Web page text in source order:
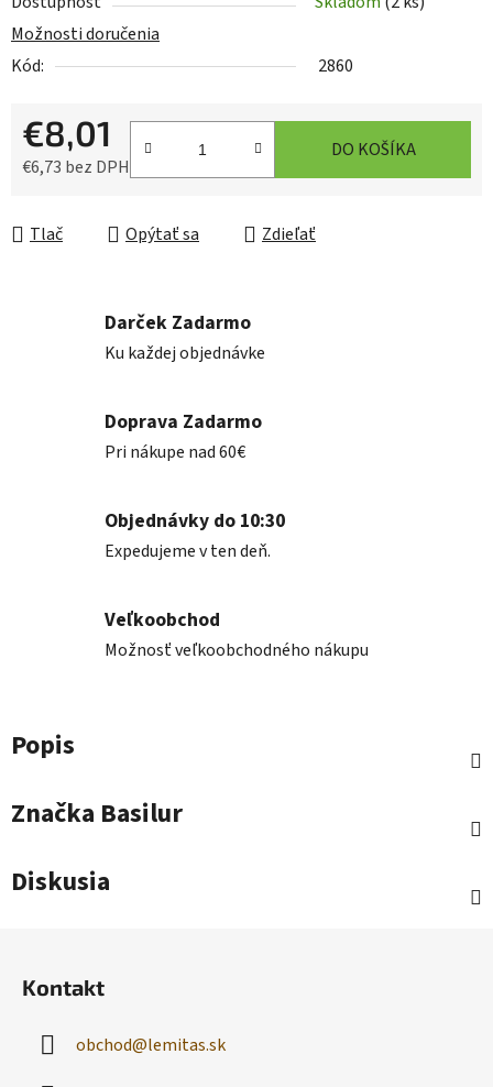
Možnosti doručenia
Kód:
2860
€8,01
€6,73 bez DPH
DO KOŠÍKA
Tlač Opýtať sa Zdieľať
Darček Zadarmo
Ku každej objednávke
Doprava Zadarmo
Pri nákupe nad 60€
Objednávky do 10:30
Expedujeme v ten deň.
Veľkoobchod
Možnosť veľkoobchodného nákupu
Popis
Značka Basilur
Diskusia
Kontakt
obchod@lemitas.sk